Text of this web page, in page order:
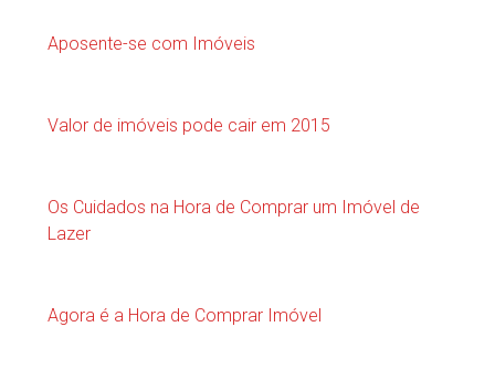
Aposente-se com Imóveis
Valor de imóveis pode cair em 2015
Os Cuidados na Hora de Comprar um Imóvel de
Lazer
Agora é a Hora de Comprar Imóvel